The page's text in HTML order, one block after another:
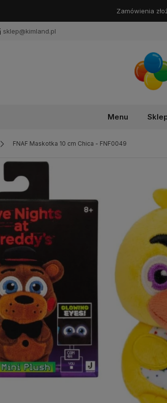
sklep@kimland.pl
Menu
FNAF Maskotka 10 cm Chica - FNF0049